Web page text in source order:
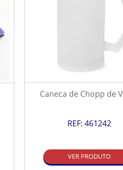
Caneca de Chopp de
REF: 461242
VER PRODUTO